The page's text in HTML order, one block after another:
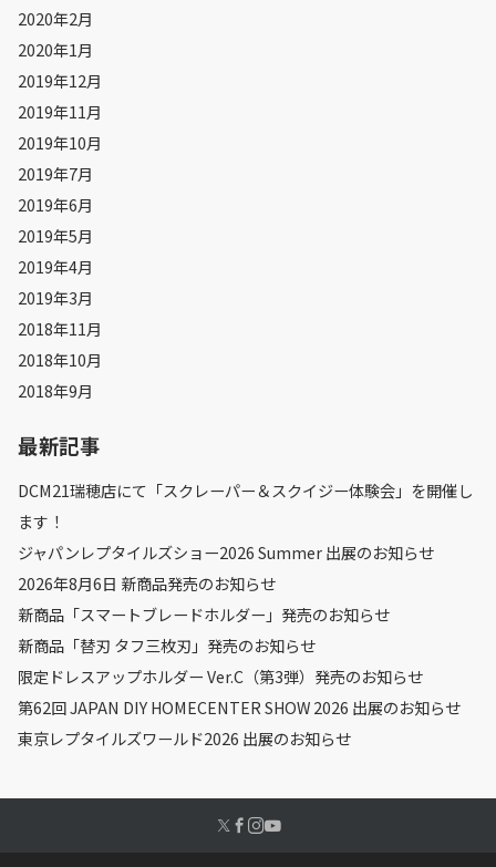
2020年2月
2020年1月
2019年12月
2019年11月
2019年10月
2019年7月
2019年6月
2019年5月
2019年4月
2019年3月
2018年11月
2018年10月
2018年9月
最新記事
DCM21瑞穂店にて「スクレーパー＆スクイジー体験会」を開催し
ます！
ジャパンレプタイルズショー2026 Summer 出展のお知らせ
2026年8月6日 新商品発売のお知らせ
新商品「スマートブレードホルダー」発売のお知らせ
新商品「替刃 タフ三枚刃」発売のお知らせ
限定ドレスアップホルダー Ver.C（第3弾）発売のお知らせ
第62回 JAPAN DIY HOMECENTER SHOW 2026 出展のお知らせ
東京レプタイルズワールド2026 出展のお知らせ